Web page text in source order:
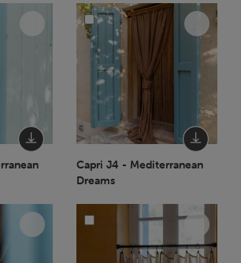
Capri J4 - Mediterranean
Dreams